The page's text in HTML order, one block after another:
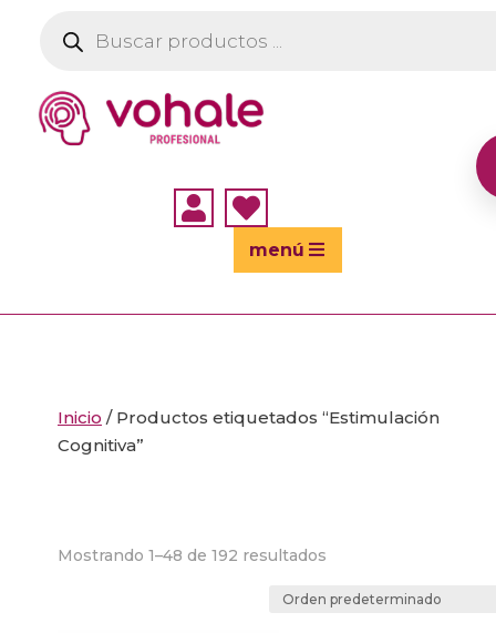
productos
 
menú
Inicio / Productos etiquetados “Estimulación
Cognitiva”
Mostrando 1–48 de 192 resultados